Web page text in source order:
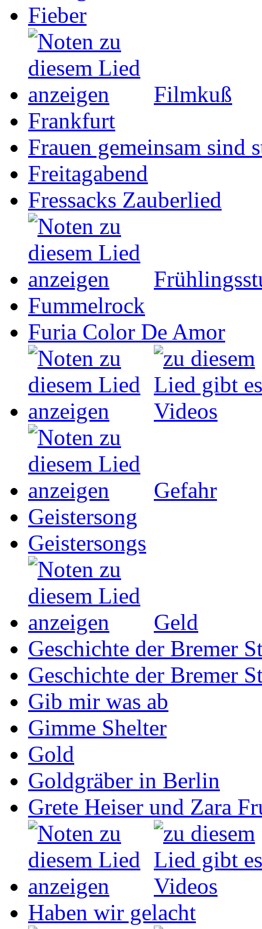
Fieber
Filmkuß
Frankfurt
Frauen gemeinsam sind
Freitagabend
Fressacks Zauberlied
Fummelrock
Furia Color De Amor
Gefahr
Geistersong
Geistersongs
Geld
Geschichte der Bremer
Geschichte der Bremer
Gib mir was ab
Gimme Shelter
Gold
Goldgräber in Berlin
Grete Heiser und Zara
Haben wir gelacht